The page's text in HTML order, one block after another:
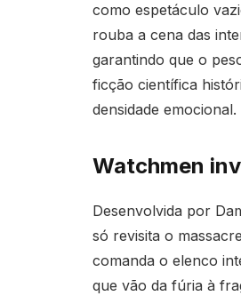
como espetáculo
rouba a cena das
garantindo que o
ficção científica
densidade emocional.
Watchmen
Desenvolvida por
só revisita o
comanda o elenco
que vão da fúria à